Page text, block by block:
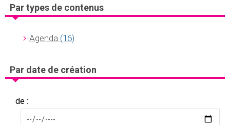
Par types de contenus
Agenda (16)
Par date de création
de :